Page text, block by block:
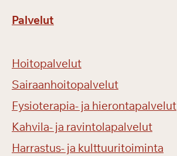
Palvelut
Hoitopalvelut
Sairaanhoitopalvelut
Fysioterapia- ja hierontapalvelut
Kahvila- ja ravintolapalvelut
Harrastus- ja kulttuuritoiminta